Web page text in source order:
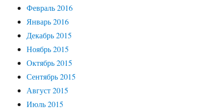
Февраль 2016
Январь 2016
Декабрь 2015
Ноябрь 2015
Октябрь 2015
Сентябрь 2015
Август 2015
Июль 2015